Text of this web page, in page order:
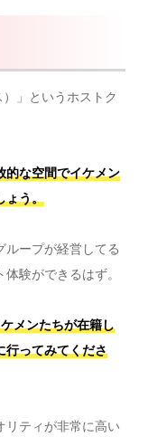
」というホストク
的な空間でイケメン
ょう。
ループが経営してる
験ができるはず。
メンたちが在籍し
行ってみてくださ
リティが非常に高い